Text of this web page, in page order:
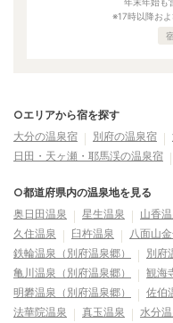
※17時以降およ
○エリアから宿を探す
大分の温泉宿
別府の温泉宿
日田・天ヶ瀬・耶馬渓の温泉宿
○都道府県内の温泉地を見る
奥日田温泉
星生温泉 山香
久住温泉
臼杵温泉 八面山
鉄輪温泉（別府温泉郷）
別府
亀川温泉（別府温泉郷）
観海
明礬温泉（別府温泉郷）
佐伯
法華院温泉
真玉温泉 水分